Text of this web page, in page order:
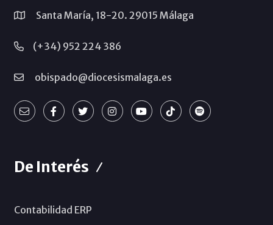
Santa María, 18-20. 29015 Málaga
(+34) 952 224 386
obispado@diocesismalaga.es
De Interés
Contabilidad ERP